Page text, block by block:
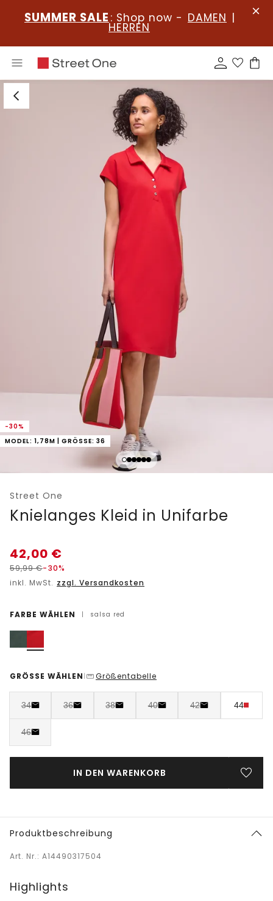
SUMMER SALE : Shop now - DAMEN |
HERREN
-30%
MODEL: 1,78M | GRÖSSE: 36
Street One
Knielanges Kleid in Unifarbe
42,00 €
59,99€-30%
inkl. MwSt. zzgl. Versandkosten
FARBE WÄHLEN | salsa red
GRÖSSE WÄHLEN | Größentabelle
34 36 38 40 42 44
46
IN DEN WARENKORB
Produktbeschreibung
Art. Nr.: A14490317504
Highlights